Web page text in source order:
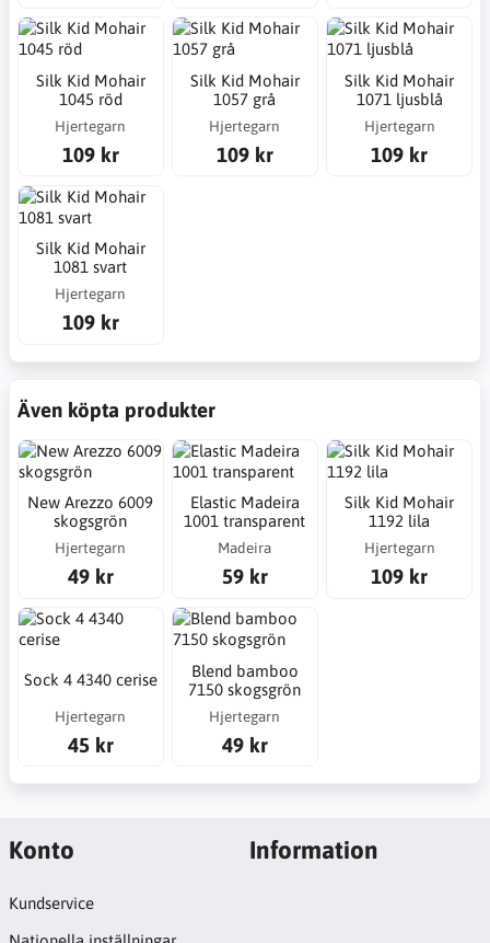
Silk Kid Mohair
1045 röd
Hjertegarn
109 kr
Silk Kid Mohair
1057 grå
Hjertegarn
109 kr
Silk Kid Mohair
1071 ljusblå
Hjertegarn
109 kr
Silk Kid Mohair
1081 svart
Hjertegarn
109 kr
Även köpta produkter
New Arezzo 6009
skogsgrön
Hjertegarn
49 kr
Elastic Madeira
1001 transparent
Madeira
59 kr
Silk Kid Mohair
1192 lila
Hjertegarn
109 kr
Sock 4 4340 cerise
Hjertegarn
45 kr
Blend bamboo
7150 skogsgrön
Hjertegarn
49 kr
Konto
Kundservice
Information